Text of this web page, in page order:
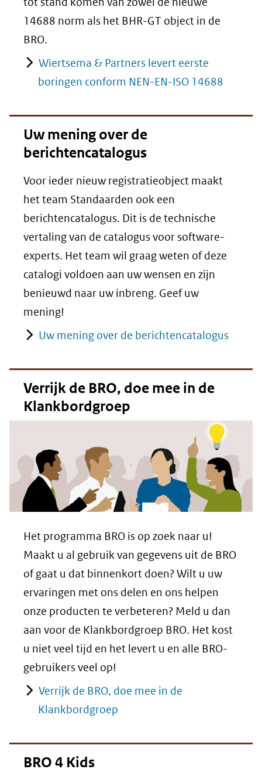
14688 norm als het BHR-GT object in de
BRO.
Wiertsema & Partners levert eerste
boringen conform NEN-EN-ISO 14688
Uw mening over de
berichtencatalogus
Voor ieder nieuw registratieobject maakt
het team Standaarden ook een
berichtencatalogus. Dit is de technische
vertaling van de catalogus voor software-
experts. Het team wil graag weten of deze
catalogi voldoen aan uw wensen en zijn
benieuwd naar uw inbreng. Geef uw
mening!
Uw mening over de berichtencatalogus
Verrijk de BRO, doe mee in de
Klankbordgroep
Het programma BRO is op zoek naar u!
Maakt u al gebruik van gegevens uit de BRO
of gaat u dat binnenkort doen? Wilt u uw
ervaringen met ons delen en ons helpen
onze producten te verbeteren? Meld u dan
aan voor de Klankbordgroep BRO. Het kost
u niet veel tijd en het levert u en alle BRO-
gebruikers veel op!
Verrijk de BRO, doe mee in de
Klankbordgroep
BRO 4 Kids